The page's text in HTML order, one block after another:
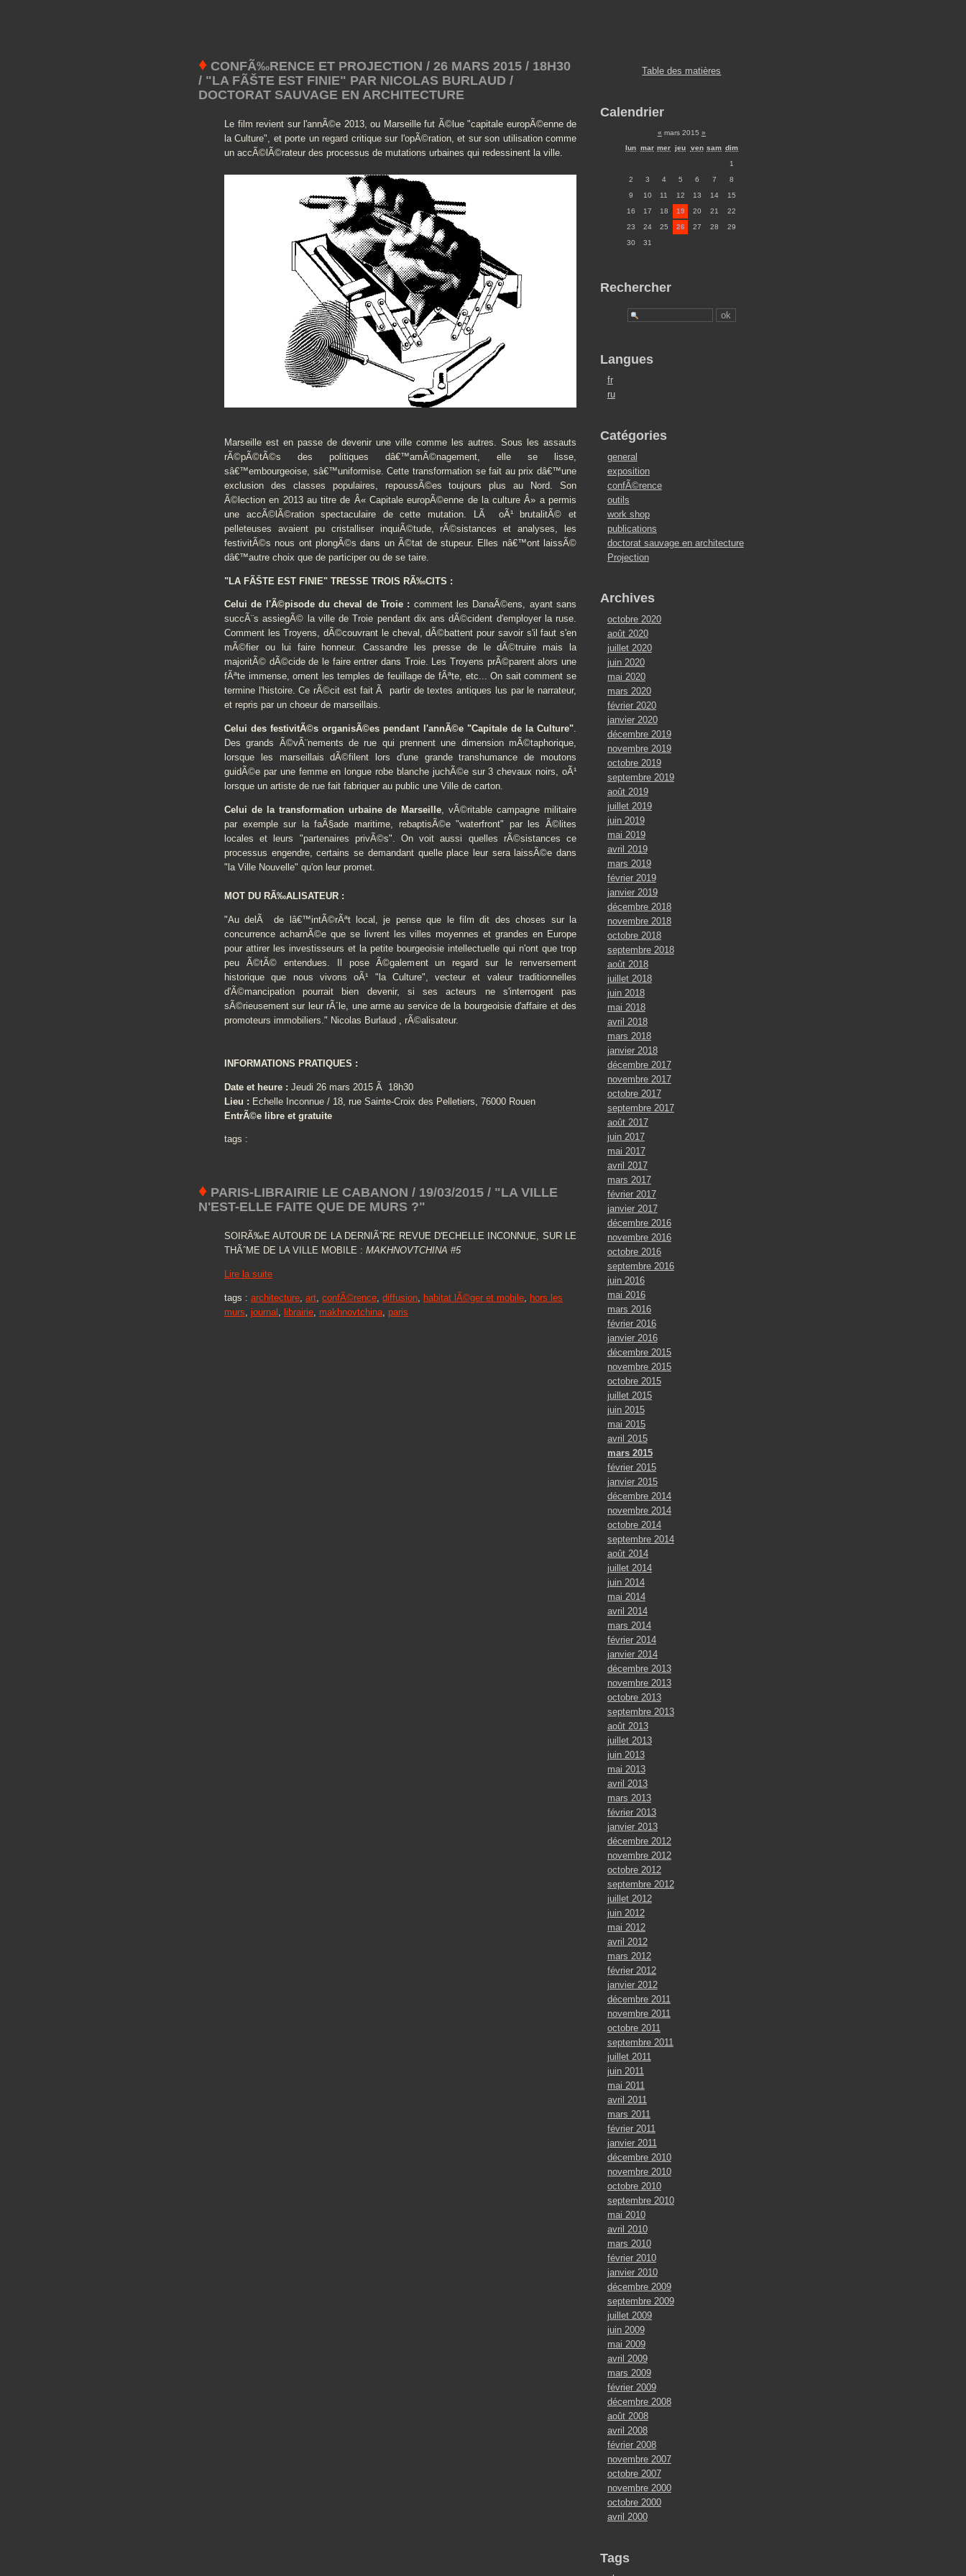
♦ CONFÃ‰RENCE ET PROJECTION / 26 MARS 2015 / 18H30
/ "LA FÃŠTE EST FINIE" PAR NICOLAS BURLAUD /
DOCTORAT SAUVAGE EN ARCHITECTURE
Le film revient sur l'annÃ©e 2013, ou Marseille fut Ã©lue "capitale europÃ©enne de
la Culture", et porte un regard critique sur l'opÃ©ration, et sur son utilisation comme
un accÃ©lÃ©rateur des processus de mutations urbaines qui redessinent la ville.
Marseille est en passe de devenir une ville comme les autres. Sous les assauts
rÃ©pÃ©tÃ©s des politiques dâ€™amÃ©nagement, elle se lisse,
sâ€™embourgeoise, sâ€™uniformise. Cette transformation se fait au prix dâ€™une
exclusion des classes populaires, repoussÃ©es toujours plus au Nord. Son
Ã©lection en 2013 au titre de Â« Capitale europÃ©enne de la culture Â» a permis
une accÃ©lÃ©ration spectaculaire de cette mutation. LÃ oÃ¹ brutalitÃ© et
pelleteuses avaient pu cristalliser inquiÃ©tude, rÃ©sistances et analyses, les
festivitÃ©s nous ont plongÃ©s dans un Ã©tat de stupeur. Elles nâ€™ont laissÃ©
dâ€™autre choix que de participer ou de se taire.
"LA FÃŠTE EST FINIE" TRESSE TROIS RÃ‰CITS :
Celui de l'Ã©pisode du cheval de Troie : comment les DanaÃ©ens, ayant sans
succÃ¨s assiegÃ© la ville de Troie pendant dix ans dÃ©cident d'employer la ruse.
Comment les Troyens, dÃ©couvrant le cheval, dÃ©battent pour savoir s'il faut s'en
mÃ©fier ou lui faire honneur. Cassandre les presse de le dÃ©truire mais la
majoritÃ© dÃ©cide de le faire entrer dans Troie. Les Troyens prÃ©parent alors une
fÃªte immense, ornent les temples de feuillage de fÃªte, etc... On sait comment se
termine l'histoire. Ce rÃ©cit est fait Ã partir de textes antiques lus par le narrateur,
et repris par un choeur de marseillais.
Celui des festivitÃ©s organisÃ©es pendant l'annÃ©e "Capitale de la Culture".
Des grands Ã©vÃ¨nements de rue qui prennent une dimension mÃ©taphorique,
lorsque les marseillais dÃ©filent lors d'une grande transhumance de moutons
guidÃ©e par une femme en longue robe blanche juchÃ©e sur 3 chevaux noirs, oÃ¹
lorsque un artiste de rue fait fabriquer au public une Ville de carton.
Celui de la transformation urbaine de Marseille, vÃ©ritable campagne militaire
par exemple sur la faÃ§ade maritime, rebaptisÃ©e "waterfront" par les Ã©lites
locales et leurs "partenaires privÃ©s". On voit aussi quelles rÃ©sistances ce
processus engendre, certains se demandant quelle place leur sera laissÃ©e dans
"la Ville Nouvelle" qu'on leur promet.
MOT DU RÃ‰ALISATEUR :
"Au delÃ de lâ€™intÃ©rÃªt local, je pense que le film dit des choses sur la
concurrence acharnÃ©e que se livrent les villes moyennes et grandes en Europe
pour attirer les investisseurs et la petite bourgeoisie intellectuelle qui n'ont que trop
peu Ã©tÃ© entendues. Il pose Ã©galement un regard sur le renversement
historique que nous vivons oÃ¹ "la Culture", vecteur et valeur traditionnelles
d'Ã©mancipation pourrait bien devenir, si ses acteurs ne s'interrogent pas
sÃ©rieusement sur leur rÃ´le, une arme au service de la bourgeoisie d'affaire et des
promoteurs immobiliers." Nicolas Burlaud , rÃ©alisateur.
INFORMATIONS PRATIQUES :
Date et heure : Jeudi 26 mars 2015 Ã 18h30
Lieu : Echelle Inconnue / 18, rue Sainte-Croix des Pelletiers, 76000 Rouen
EntrÃ©e libre et gratuite
tags :
♦ PARIS-LIBRAIRIE LE CABANON / 19/03/2015 / "LA VILLE
N'EST-ELLE FAITE QUE DE MURS ?"
SOIRÃ‰E AUTOUR DE LA DERNIÃˆRE REVUE D'ECHELLE INCONNUE, SUR LE
THÃˆME DE LA VILLE MOBILE : MAKHNOVTCHINA #5
Lire la suite
tags : architecture art confÃ©rence diffusion habitat lÃ©ger et mobile hors les
murs journal librairie makhnovtchina paris
Table des matières
Calendrier
« mars 2015 »
lun mar mer jeu ven sam dim
1
2
3 4 5 6 7
8
9
10 11 12 13 14
15
16
17 18 19 20 21
22
23
24 25 26 27 28
29
30
31
Rechercher
Langues
fr
ru
Catégories
general
exposition
confÃ©rence
outils
work shop
publications
doctorat sauvage en architecture
Projection
Archives
octobre 2020
août 2020
juillet 2020
juin 2020
mai 2020
mars 2020
février 2020
janvier 2020
décembre 2019
novembre 2019
octobre 2019
septembre 2019
août 2019
juillet 2019
juin 2019
mai 2019
avril 2019
mars 2019
février 2019
janvier 2019
décembre 2018
novembre 2018
octobre 2018
septembre 2018
août 2018
juillet 2018
juin 2018
mai 2018
avril 2018
mars 2018
janvier 2018
décembre 2017
novembre 2017
octobre 2017
septembre 2017
août 2017
juin 2017
mai 2017
avril 2017
mars 2017
février 2017
janvier 2017
décembre 2016
novembre 2016
octobre 2016
septembre 2016
juin 2016
mai 2016
mars 2016
février 2016
janvier 2016
décembre 2015
novembre 2015
octobre 2015
juillet 2015
juin 2015
mai 2015
avril 2015
mars 2015
février 2015
janvier 2015
décembre 2014
novembre 2014
octobre 2014
septembre 2014
août 2014
juillet 2014
juin 2014
mai 2014
avril 2014
mars 2014
février 2014
janvier 2014
décembre 2013
novembre 2013
octobre 2013
septembre 2013
août 2013
juillet 2013
juin 2013
mai 2013
avril 2013
mars 2013
février 2013
janvier 2013
décembre 2012
novembre 2012
octobre 2012
septembre 2012
juillet 2012
juin 2012
mai 2012
avril 2012
mars 2012
février 2012
janvier 2012
décembre 2011
novembre 2011
octobre 2011
septembre 2011
juillet 2011
juin 2011
mai 2011
avril 2011
mars 2011
février 2011
janvier 2011
décembre 2010
novembre 2010
octobre 2010
septembre 2010
mai 2010
avril 2010
mars 2010
février 2010
janvier 2010
décembre 2009
septembre 2009
juillet 2009
juin 2009
mai 2009
avril 2009
mars 2009
février 2009
décembre 2008
août 2008
avril 2008
février 2008
novembre 2007
octobre 2007
novembre 2000
octobre 2000
avril 2000
Tags